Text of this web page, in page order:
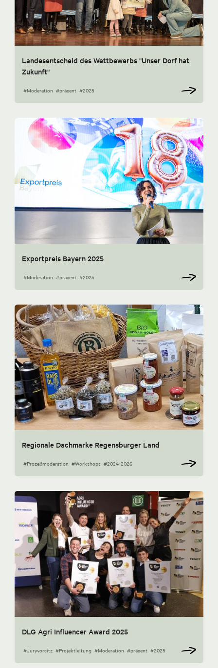
Landesentscheid des Wettbewerbs "Unser Dorf hat
Zukunft"
#Moderation #präsent #2025
Exportpreis Bayern 2025
#Moderation #präsent #2025
Regionale Dachmarke Regensburger Land
#Prozeßmoderation #Workshops #2024-2026
DLG Agri Influencer Award 2025
#Juryvorsitz #Projektleitung #Moderation #präsent #2025